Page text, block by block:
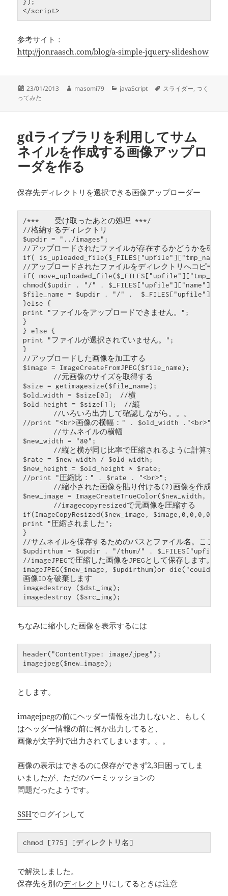
} );
参考サイト：
http://jonraasch.com/blog/a-simple-jquery-slideshow
投
稿
23/01/2013
作
masomi79
カ
javaScript
タ
スライダー,つく
ってみた
gdライブラリを利用してサム
ネイルを作成する画像アップロ
ーダを作る
保存先ディレクトリを選択できる画像アップローダー
/***　　受け取ったあとの処理 ***/
//格納するディレクトリ
$updir = "../images";
//アップロードされたファイルが存在するかどうかを確認
if(
//アップロードされたファイルをディレクトリへコピーす
if(
chmod($updir . "/" . $_FILES["upfile"]["name"],
$file_name = $updir . "/" .
}else {
print "ファイルをアップロードできません。";
}
} else {
print "ファイルが選択されていません。";
}
//アップロードした画像を加工する
$image = ImageCreateFromJPEG($file_name);
//元画像のサイズを取得する
$size = getimagesize($file_name);
$old_width = $size[0];　//横
$old_height = $size[1];　//縦
//いろいろ出力して確認しながら。。。
//print "<br>画像の横幅：" . $old_width ."<br>";
//サムネイルの横幅
$new_width = "80";
//縦と横が同じ比率で圧縮されるように計算する
$rate = $new_width / $old_width;
$new_height = $old_height * $rate;
//print "圧縮比：" . $rate . "<br>";
//縮小された画像を貼り付ける(?)画像を作成する
$new_image = ImageCreateTrueColor($new_width,
//imagecopyresizedで元画像を圧縮する
if(ImageCopyResized($new_image,
print "圧縮されました";
}
//サムネイルを保存するためのパスとファイル名。ここで
$updirthum = $updir . "/thum/" .
//imageJPEGで圧縮した画像をJPEGとして保存します。
imageJPEG($new_image, $updirthum)or die("could
画像IDを破棄します
imagedestroy ($dst_img);
ちなみに縮小した画像を表示するには
header("ContentType: image/jpeg");
とします。
imagejpegの前にヘッダー情報を出力しないと、もしく
はヘッダー情報の前に何か出力してると、
画像が文字列で出力されてしまいます。。。
画像の表示はできるのに保存ができず2,3日困ってしま
いましたが、ただのパーミッッションの
問題だったようです。
SSHでログインして
で解決しました。
保存先を別のディレクト リにしてるときは注意